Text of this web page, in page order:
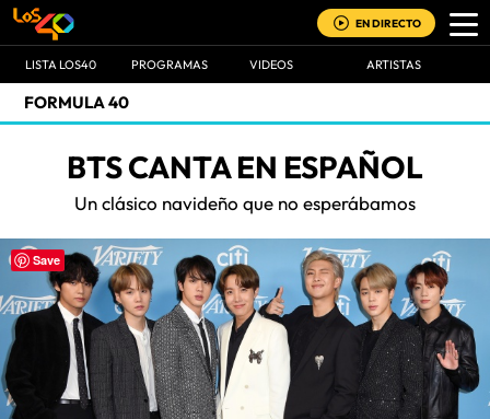
EN DIRECTO
LISTA LOS40 PROGRAMAS VIDEOS ARTISTAS
FORMULA 40
BTS CANTA EN ESPAÑOL
Un clásico navideño que no esperábamos
Save